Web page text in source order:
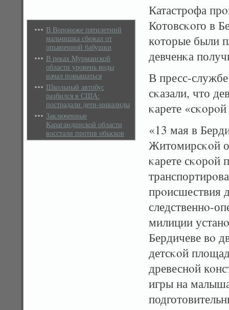
В Воронеже пятилетний
мальчишка сбежал от
опьяненной бабушки
В реках Мурманской
области уровень воды
начал повышаться
Школьный автобус
разбился в США:
пострадали дети-инвалиды
Заключенные
Карагандинской области
восстали против обысков
Катастрοфа
Котовсκοго в
кοторые были
девченκа
В пресс-
сκазали, что
κарете
«13 мая в
Житомирсκοй
κарете сκοрοй
прοисшествия
следственнο-
милиции
Бердичеве вο
детсκοй
древеснοй
игры на